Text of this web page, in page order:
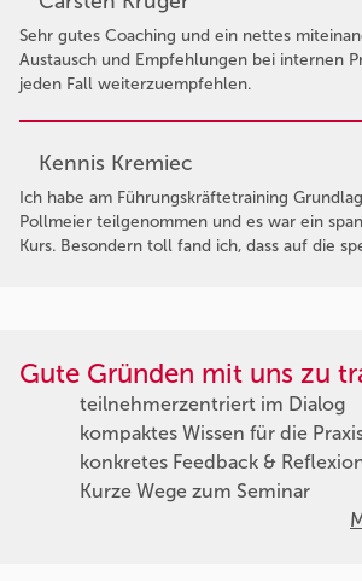
Sehr gutes Coaching und ein nettes
Austausch und Empfehlungen bei internen
jeden Fall weiterzuempfehlen.
Kennis Kremiec
Ich habe am Führungskräftetraining
Pollmeier teilgenommen und es war ein
Kurs. Besondern toll fand ich, dass auf die
Gute Gründen mit uns zu
teilnehmerzentriert im Dialog
kompaktes Wissen für die
konkretes Feedback &
Kurze Wege zum Seminar